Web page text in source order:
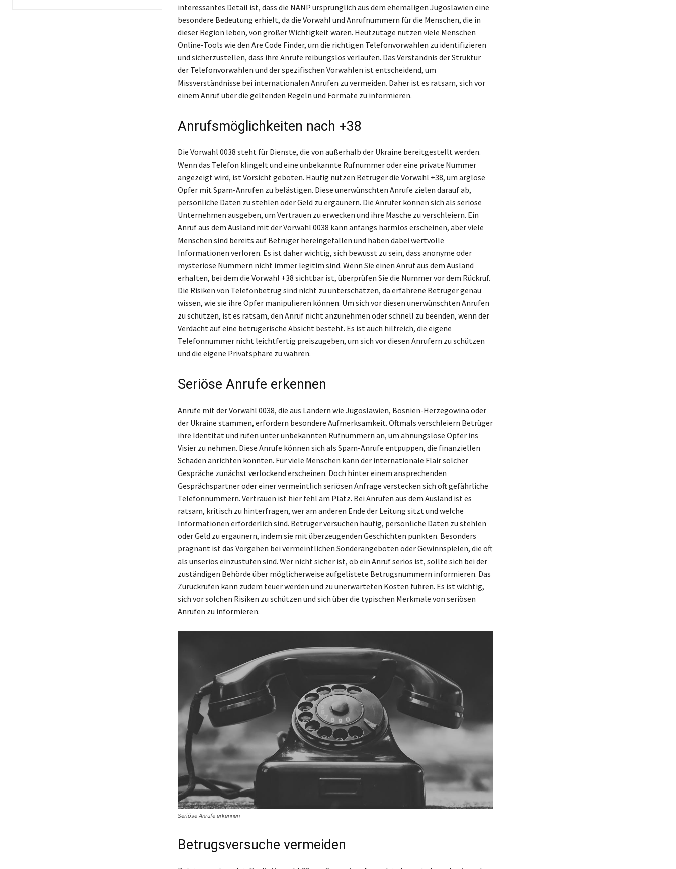
interessantes Detail ist, dass die NANP ursprünglich aus dem ehemaligen Jugoslawien eine
besondere Bedeutung erhielt, da die Vorwahl und Anrufnummern für die Menschen, die in
dieser Region leben, von großer Wichtigkeit waren. Heutzutage nutzen viele Menschen
Online-Tools wie den Are Code Finder, um die richtigen Telefonvorwahlen zu identifizieren
und sicherzustellen, dass ihre Anrufe reibungslos verlaufen. Das Verständnis der Struktur
der Telefonvorwahlen und der spezifischen Vorwahlen ist entscheidend, um
Missverständnisse bei internationalen Anrufen zu vermeiden. Daher ist es ratsam, sich vor
einem Anruf über die geltenden Regeln und Formate zu informieren.
Anrufsmöglichkeiten nach +38
Die Vorwahl 0038 steht für Dienste, die von außerhalb der Ukraine bereitgestellt werden.
Wenn das Telefon klingelt und eine unbekannte Rufnummer oder eine private Nummer
angezeigt wird, ist Vorsicht geboten. Häufig nutzen Betrüger die Vorwahl +38, um arglose
Opfer mit Spam-Anrufen zu belästigen. Diese unerwünschten Anrufe zielen darauf ab,
persönliche Daten zu stehlen oder Geld zu ergaunern. Die Anrufer können sich als seriöse
Unternehmen ausgeben, um Vertrauen zu erwecken und ihre Masche zu verschleiern. Ein
Anruf aus dem Ausland mit der Vorwahl 0038 kann anfangs harmlos erscheinen, aber viele
Menschen sind bereits auf Betrüger hereingefallen und haben dabei wertvolle
Informationen verloren. Es ist daher wichtig, sich bewusst zu sein, dass anonyme oder
mysteriöse Nummern nicht immer legitim sind. Wenn Sie einen Anruf aus dem Ausland
erhalten, bei dem die Vorwahl +38 sichtbar ist, überprüfen Sie die Nummer vor dem Rückruf.
Die Risiken von Telefonbetrug sind nicht zu unterschätzen, da erfahrene Betrüger genau
wissen, wie sie ihre Opfer manipulieren können. Um sich vor diesen unerwünschten Anrufen
zu schützen, ist es ratsam, den Anruf nicht anzunehmen oder schnell zu beenden, wenn der
Verdacht auf eine betrügerische Absicht besteht. Es ist auch hilfreich, die eigene
Telefonnummer nicht leichtfertig preiszugeben, um sich vor diesen Anrufern zu schützen
und die eigene Privatsphäre zu wahren.
Seriöse Anrufe erkennen
Anrufe mit der Vorwahl 0038, die aus Ländern wie Jugoslawien, Bosnien-Herzegowina oder
der Ukraine stammen, erfordern besondere Aufmerksamkeit. Oftmals verschleiern Betrüger
ihre Identität und rufen unter unbekannten Rufnummern an, um ahnungslose Opfer ins
Visier zu nehmen. Diese Anrufe können sich als Spam-Anrufe entpuppen, die finanziellen
Schaden anrichten könnten. Für viele Menschen kann der internationale Flair solcher
Gespräche zunächst verlockend erscheinen. Doch hinter einem ansprechenden
Gesprächspartner oder einer vermeintlich seriösen Anfrage verstecken sich oft gefährliche
Telefonnummern. Vertrauen ist hier fehl am Platz. Bei Anrufen aus dem Ausland ist es
ratsam, kritisch zu hinterfragen, wer am anderen Ende der Leitung sitzt und welche
Informationen erforderlich sind. Betrüger versuchen häufig, persönliche Daten zu stehlen
oder Geld zu ergaunern, indem sie mit überzeugenden Geschichten punkten. Besonders
prägnant ist das Vorgehen bei vermeintlichen Sonderangeboten oder Gewinnspielen, die oft
als unseriös einzustufen sind. Wer nicht sicher ist, ob ein Anruf seriös ist, sollte sich bei der
zuständigen Behörde über möglicherweise aufgelistete Betrugsnummern informieren. Das
Zurückrufen kann zudem teuer werden und zu unerwarteten Kosten führen. Es ist wichtig,
sich vor solchen Risiken zu schützen und sich über die typischen Merkmale von seriösen
Anrufen zu informieren.
Seriöse Anrufe erkennen
Betrugsversuche vermeiden